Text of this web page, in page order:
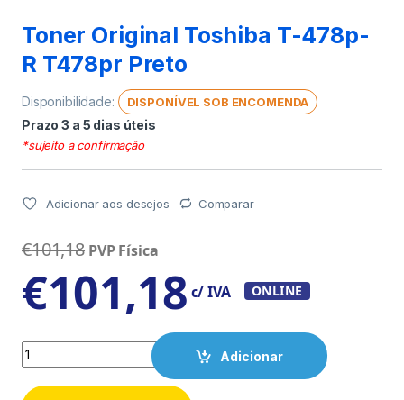
Toner Original Toshiba T-478p-
R T478pr Preto
Disponibilidade: DISPONÍVEL SOB ENCOMENDA
Prazo 3 a 5 dias úteis
*sujeito a confirmação
Adicionar aos desejos Comparar
€101,18 PVP Física
€101,18 c/ IVA ONLINE
Quantity
Adicionar